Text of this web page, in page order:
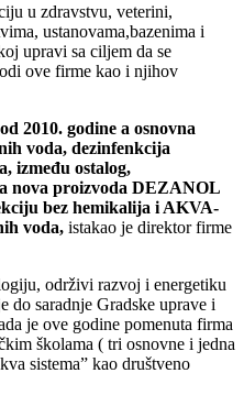
u zdravstvu, veterini,
ustanovama,bazenima i
upravi sa ciljem da se
ove firme kao i njihov
2010. godine a osnovna
voda, dezinfenkcija
između ostalog,
nova proizvoda DEZANOL
bez hemikalija i AKVA-
voda, istakao je direktor firme
održivi razvoj i energetiku
do saradnje Gradske uprave i
je ove godine pomenuta firma
školama ( tri osnovne i jedna
sistema” kao društveno